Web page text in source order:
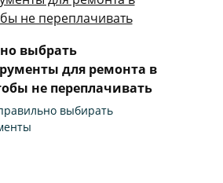
выбрать
для ремонта в
не переплачивать
выбирать